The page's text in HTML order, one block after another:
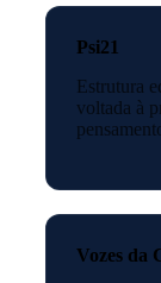
Psi21
Estrutura
voltada à
Vozes da